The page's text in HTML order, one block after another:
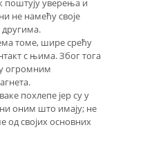
поштују уверења и
не намећу своје
томе, шире срећу
с њима. Због тога
огромним
похлепе јер су у
оним што имају; не
од својих основних